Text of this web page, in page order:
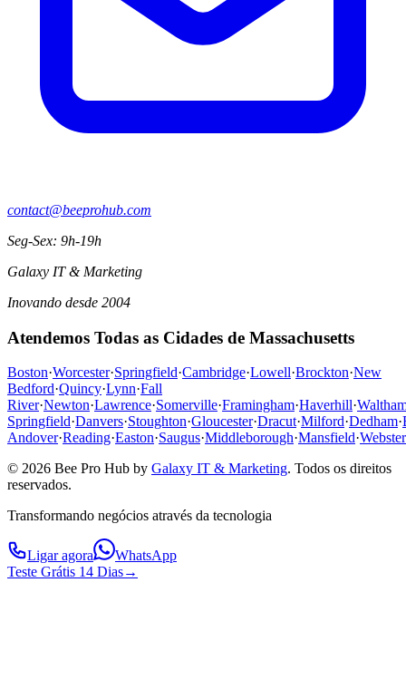
contact@beeprohub.com
Seg-Sex: 9h-19h
Galaxy IT & Marketing
Inovando desde 2004
Atendemos Todas as Cidades de Massachusetts
Boston·Worcester·Springfield·Cambridge·Lowell·Brockton·New
Bedford·Quincy·Lynn·Fall
River·Newton·Lawrence·Somerville·Framingham·Haverhill·
Springfield·Danvers·Stoughton·Gloucester·Dracut·Milford·Dedham·
Andover·Reading·Easton·Saugus·Middleborough·Mansfield·Webster
© 2026 Bee Pro Hub by Galaxy IT & Marketing. Todos os direitos
reservados.
Transformando negócios através da tecnologia
Ligar agora
WhatsApp
Teste Grátis 14 Dias→